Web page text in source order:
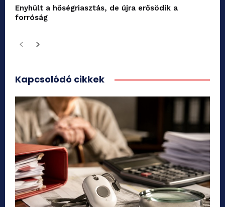
Enyhült a hőségriasztás, de újra erősödik a
forróság
Kapcsolódó cikkek